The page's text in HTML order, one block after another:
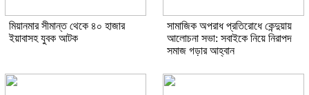
মিয়ানমার সীমান্ত থেকে ৪০ হাজার
ইয়াবাসহ যুবক আটক
সামাজিক অপরাধ প্রতিরোধে কেন্দুয়ায়
আলোচনা সভা: সবাইকে নিয়ে নিরাপদ
সমাজ গড়ার আহ্বান